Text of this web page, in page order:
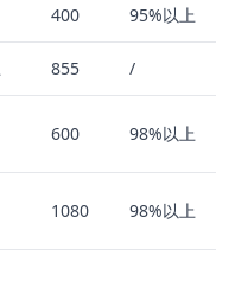
400 95%以上
855 /
600 98%以上
1080 98%以上